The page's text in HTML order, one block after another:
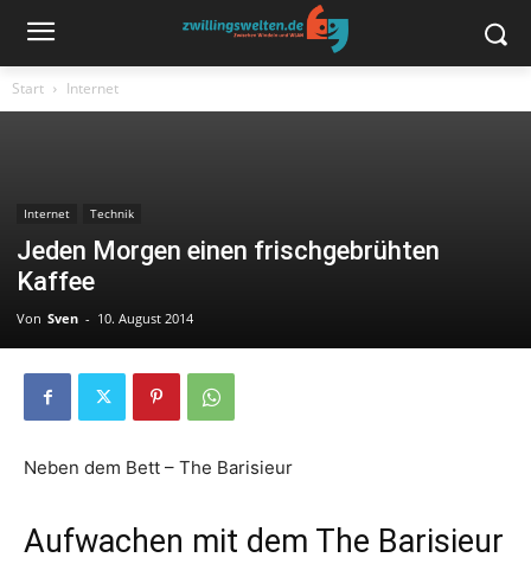
Start Internet
Internet Technik
Jeden Morgen einen frischgebrühten
Kaffee
Von Sven - 10. August 2014
Neben dem Bett – The Barisieur
Aufwachen mit dem The Barisieur